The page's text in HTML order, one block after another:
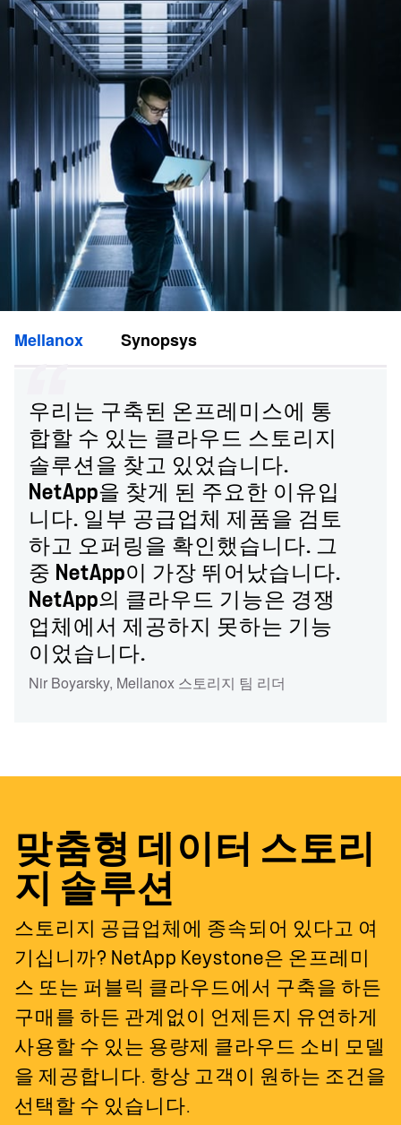
Mellanox Synopsys
우리는 구축된 온프레미스에 통
합할 수 있는 클라우드 스토리지
솔루션을 찾고 있었습니다.
NetApp을 찾게 된 주요한 이유입
니다. 일부 공급업체 제품을 검토
하고 오퍼링을 확인했습니다. 그
중 NetApp이 가장 뛰어났습니다.
NetApp의 클라우드 기능은 경쟁
업체에서 제공하지 못하는 기능
이었습니다.
Nir Boyarsky, Mellanox 스토리지 팀 리더
맞춤형 데이터 스토리
지 솔루션
스토리지 공급업체에 종속되어 있다고 여
기십니까? NetApp Keystone은 온프레미
스 또는 퍼블릭 클라우드에서 구축을 하든
구매를 하든 관계없이 언제든지 유연하게
사용할 수 있는 용량제 클라우드 소비 모델
을 제공합니다. 항상 고객이 원하는 조건을
선택할 수 있습니다.